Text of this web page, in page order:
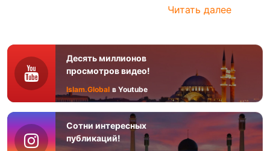
Читать далее
Десять миллионов
просмотров видео!
Islam.Global в Youtube
Сотни интересных
публикаций!